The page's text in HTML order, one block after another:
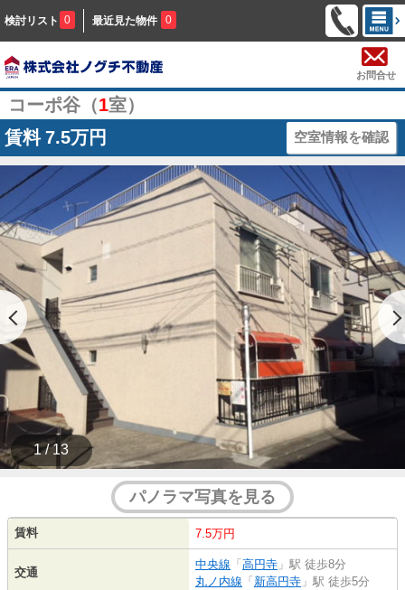
検討リスト 0 最近見た物件 0
お問合せ
コーポ谷（1室）
賃料 7.5万円 空室情報を確認
1 / 13
パノラマ写真を見る
賃料 7.5万円
交通
中央線 「 高円寺 」駅 徒歩8分
丸ノ内線 「 新高円寺 」駅 徒歩5分